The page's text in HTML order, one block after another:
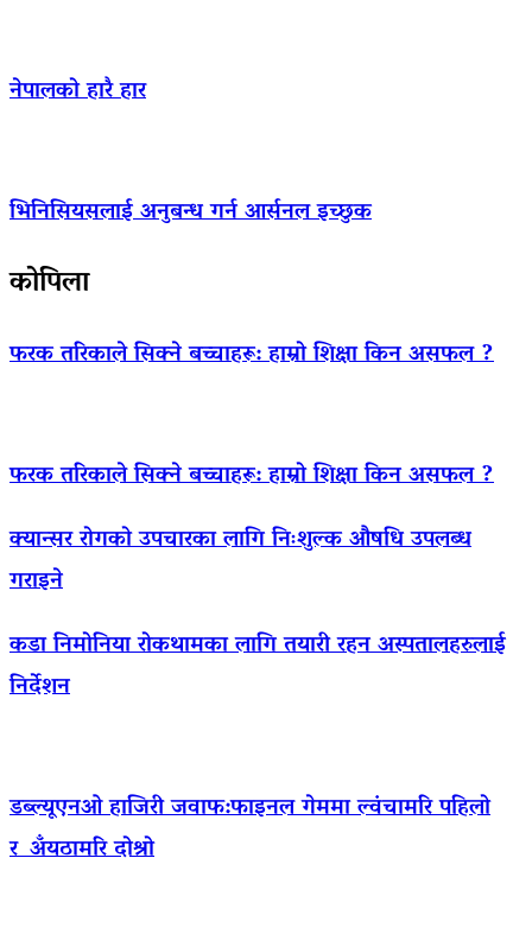
नेपालको हारै हार
भिनिसियसलाई अनुबन्ध गर्न आर्सनल इच्छुक
कोपिला
फरक तरिकाले सिक्ने बच्चाहरू: हाम्रो शिक्षा किन असफल ?
फरक तरिकाले सिक्ने बच्चाहरू: हाम्रो शिक्षा किन असफल ?
क्यान्सर रोगको उपचारका लागि निःशुल्क औषधि उपलब्ध
गराइने
कडा निमोनिया रोकथामका लागि तयारी रहन अस्पतालहरुलाई
निर्देशन
डब्ल्यूएनओ हाजिरी जवाफ:फाइनल गेममा ल्वंचामरि पहिलो
र अँयठामरि दोश्रो